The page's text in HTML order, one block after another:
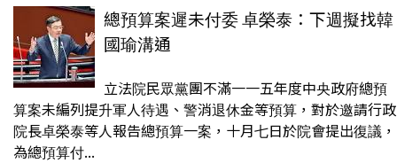
總預算案遲未付委 卓榮泰：下週擬找韓
國瑜溝通
立法院民眾黨團不滿一一五年度中央政府總預
算案未編列提升軍人待遇、警消退休金等預算，對於邀請行政
院長卓榮泰等人報告總預算一案，十月七日於院會提出復議，
為總預算付...